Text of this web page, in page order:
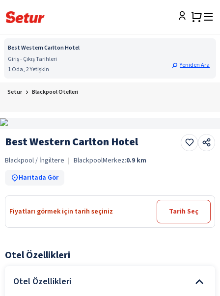
Best Western Carlton Hotel
Giriş - Çıkış Tarihleri
1 Oda, 2 Yetişkin
Yeniden Ara
Setur Blackpool Otelleri
Best Western Carlton Hotel
Blackpool / İngiltere | BlackpoolMerkez:0.9 km
Haritada Gör
Fiyatları görmek için tarih seçiniz Tarih Seç
Otel Özellikleri
Otel Özellikleri